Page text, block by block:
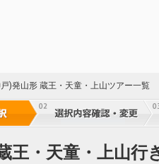
)発山形 蔵王・天童・上山ツアー一覧
王・天童・上山行